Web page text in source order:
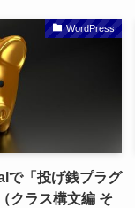
WordPress
で「投げ銭プラグ
クラス構文編 そ